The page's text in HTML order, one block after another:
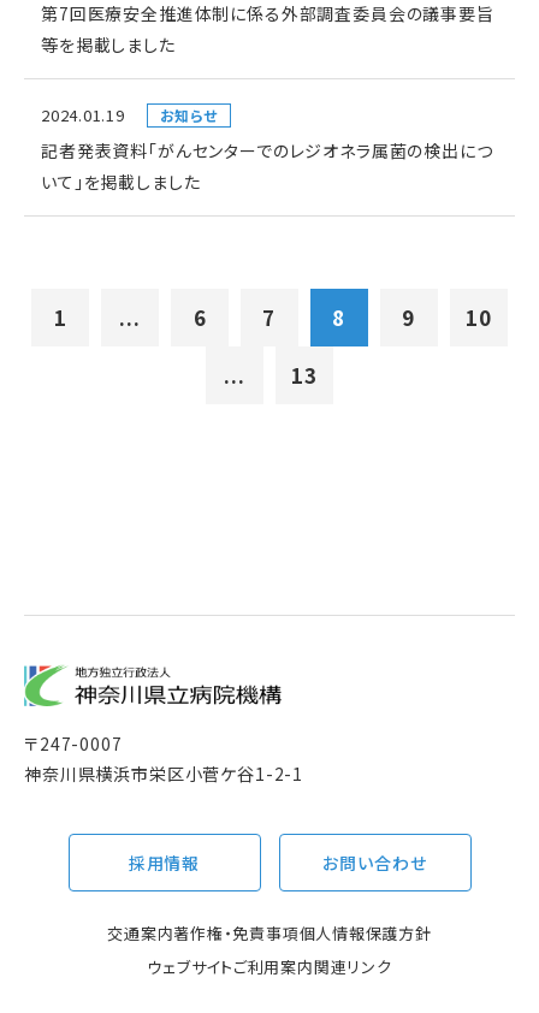
第7回医療安全推進体制に係る外部調査委員会の議事要旨
等を掲載しました
2024.01.19 お知らせ
記者発表資料「がんセンターでのレジオネラ属菌の検出につ
いて」を掲載しました
1 ... 6 7 8 9
10
...
13
〒247-0007
神奈川県横浜市栄区小菅ケ谷1-2-1
採用情報 お問い合わせ
交通案内著作権・免責事項個人情報保護方針
ウェブサイトご利用案内関連リンク